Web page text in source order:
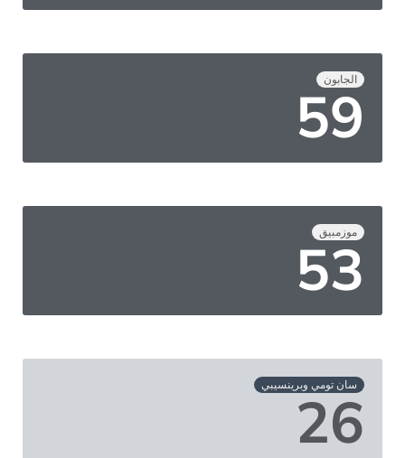
الجابون
75
موزمبيق
68
سان تومي وبرينسيبي
33